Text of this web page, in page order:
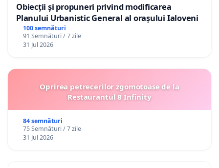
Obiecții și propuneri privind modificarea
Planului Urbanistic General al orașului Ialoveni
100 semnături
91 Semnături / 7 zile
31 Jul 2026
Oprirea petrecerilor zgomotoase de la
Restaurantul 8 Infinity
84 semnături
75 Semnături / 7 zile
31 Jul 2026